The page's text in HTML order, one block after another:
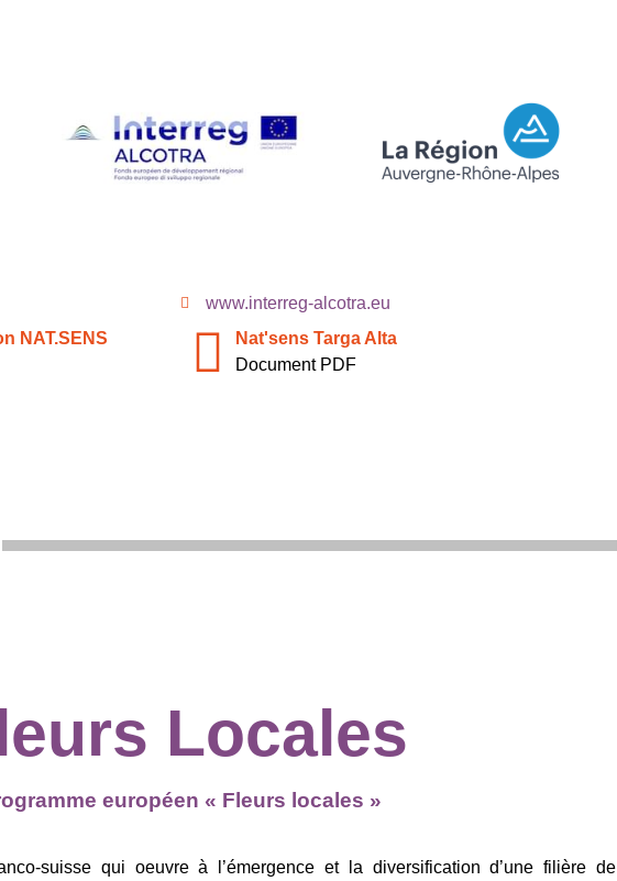
www.interreg-alcotra.eu
NAT.SENS
Nat'sens Targa Alta
Document PDF
Locales
européen « Fleurs locales »
suisse qui oeuvre à l’émergence et la diversification d’une filière de